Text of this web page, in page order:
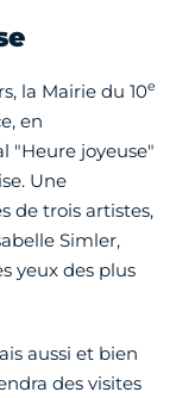
la Mairie du 10e
en
"Heure joyeuse"
Une
de trois artistes,
Simler,
yeux des plus
aussi et bien
des visites